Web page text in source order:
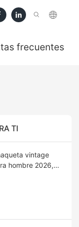
frecuentes
TI
vintage
hombre 2026,